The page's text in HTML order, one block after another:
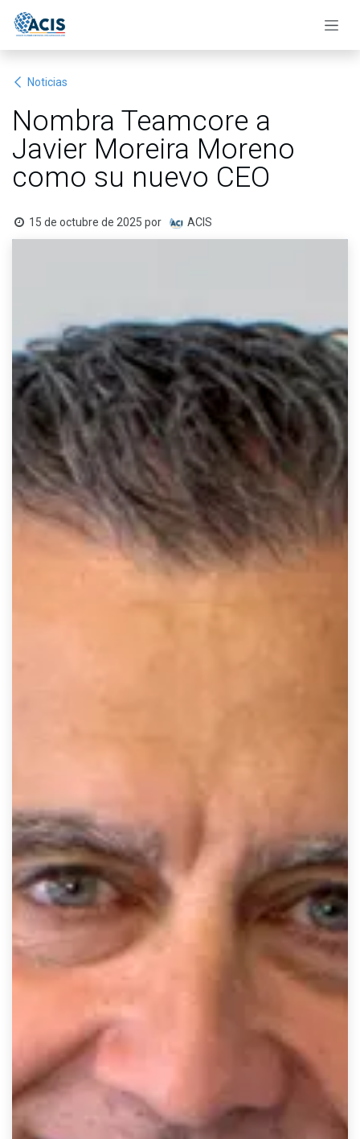
Noticias
Nombra Teamcore a
Javier Moreira Moreno
como su nuevo CEO
15 de octubre de 2025 por ACIS